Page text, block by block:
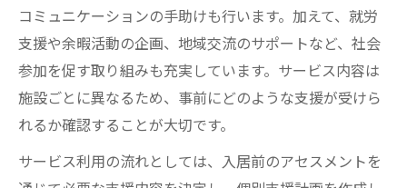
コミュニケーションの手助けも行います。加えて、就労
支援や余暇活動の企画、地域交流のサポートなど、社会
参加を促す取り組みも充実しています。サービス内容は
施設ごとに異なるため、事前にどのような支援が受けら
れるか確認することが大切です。
サービス利用の流れとしては、入居前のアセスメントを